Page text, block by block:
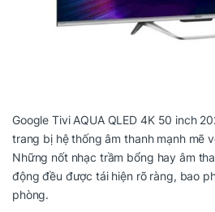
Google Tivi AQUA QLED 4K 50 inch
trang bị hệ thống âm thanh mạnh mẽ
Những nốt nhạc trầm bổng hay âm
động đều được tái hiện rõ ràng, bao
phòng.